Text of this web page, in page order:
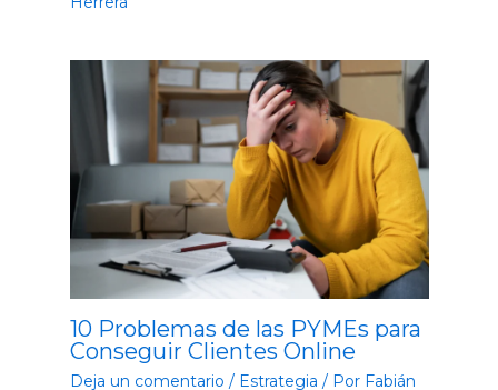
10 Problemas de las PYMEs para
Conseguir Clientes Online
Deja un comentario / Estrategia / Por Fabián